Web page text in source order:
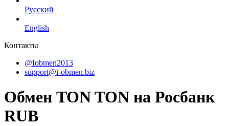
Русский
English
Контакты
@Iobmen2013
support@i-obmen.biz
Обмен TON TON на Росбанк
RUB